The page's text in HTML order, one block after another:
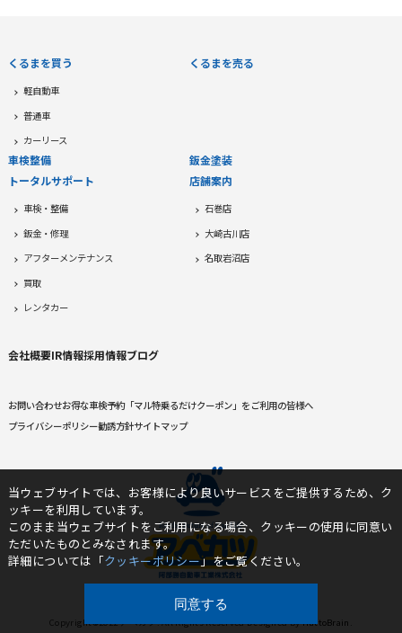
くるまを買う
軽自動車
普通車
カーリース
くるまを売る
車検整備
鈑金塗装
トータルサポート
車検・整備
鈑金・修理
アフターメンテナンス
買取
レンタカー
店舗案内
石巻店
大崎古川店
名取岩沼店
会社概要IR情報採用情報ブログ
お問い合わせお得な車検予約「マル特乗るだけクーポン」をご利用の皆様へ
プライバシーポリシー勧誘方針サイトマップ
Copyright©2022 アベカツ. All Rights Reserved Designed byTrattoBrain.
当ウェブサイトでは、お客様により良いサービスをご提供するため、ク
ッキーを利用しています。
このまま当ウェブサイトをご利用になる場合、クッキーの使用に同意い
ただいたものとみなされます。
詳細については「クッキーポリシー」をご覧ください。
同意する